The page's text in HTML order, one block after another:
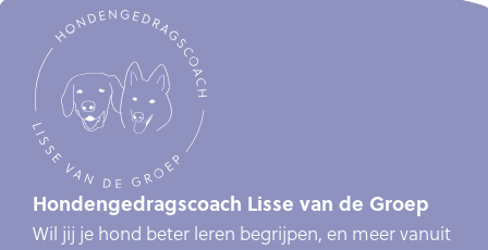
Hondengedragscoach Lisse van de Groep
Wil jij je hond beter leren begrijpen, en meer vanuit